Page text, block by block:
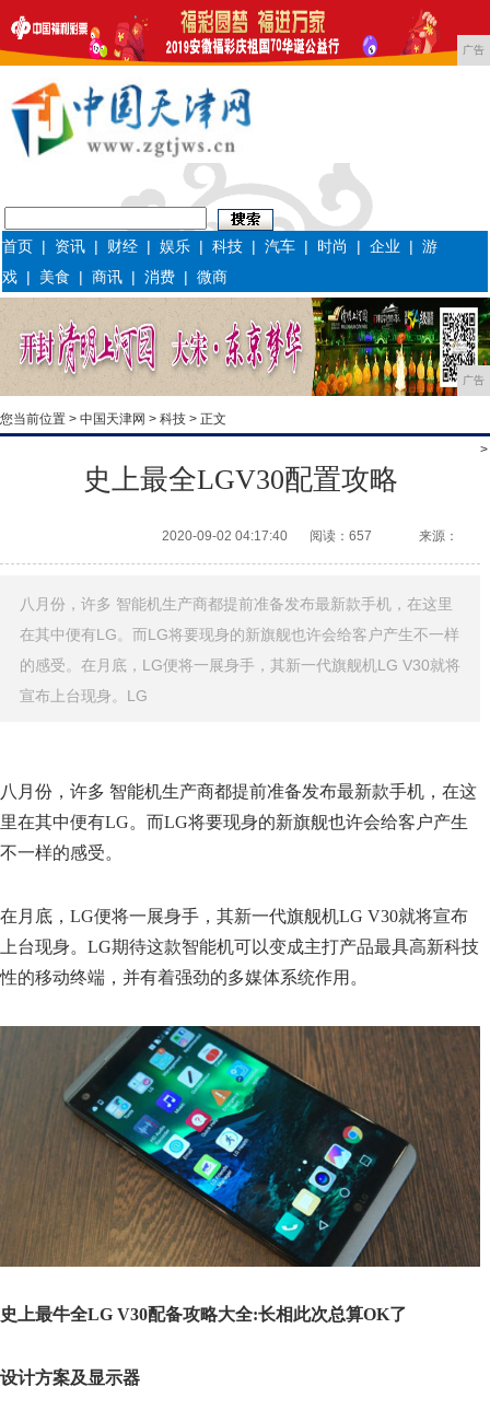
广告
首页 | 资讯 | 财经 |娱乐 |科技 |汽车 | 时尚 |企业 |游
戏 | 美食 |商讯 |消费 |微商
广告
您当前位置 > 中国天津网 > 科技 > 正文
>
史上最全LGV30配置攻略
2020-09-02 04:17:40 阅读：657 来源：
八月份，许多 智能机生产商都提前准备发布最新款手机，在这里
在其中便有LG。而LG将要现身的新旗舰也许会给客户产生不一样
的感受。在月底，LG便将一展身手，其新一代旗舰机LG V30就将
宣布上台现身。LG
八月份，许多 智能机生产商都提前准备发布最新款手机，在这
里在其中便有LG。而LG将要现身的新旗舰也许会给客户产生
不一样的感受。
在月底，LG便将一展身手，其新一代旗舰机LG V30就将宣布
上台现身。LG期待这款智能机可以变成主打产品最具高新科技
性的移动终端，并有着强劲的多媒体系统作用。
史上最牛全LG V30配备攻略大全:长相此次总算OK了
设计方案及显示器